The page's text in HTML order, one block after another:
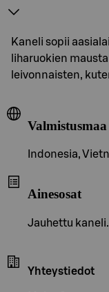
Kaneli sopii
liharuokien
leivonnaisten,
Valmistusmaa
Indonesia,
Ainesosat
Jauhettu kaneli.
Yhteystiedot